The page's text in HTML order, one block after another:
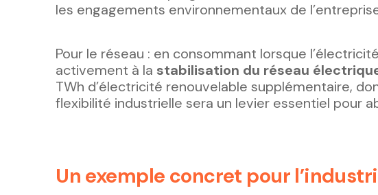
les engagements environnementaux de
Pour le réseau : en consommant lorsque
activement à la stabilisation du réseau
TWh d’électricité renouvelable supplémentaire,
flexibilité industrielle sera un levier essentiel pour
Un exemple concret pour